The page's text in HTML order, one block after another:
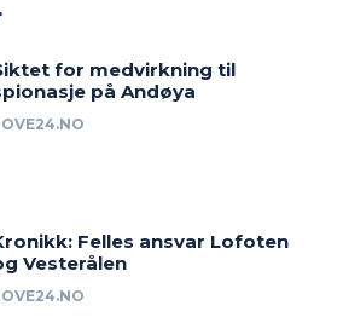
for medvirkning til
på Andøya
Felles ansvar Lofoten
Vesterålen